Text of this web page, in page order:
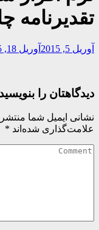
تقدیرنامه
آوریل 5, 2015 آوریل 18, 2015
دیدگاهتان را بنویسید
نشانی ایمیل شما
علامت‌گذاری شده‌اند *